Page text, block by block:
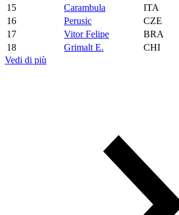
15
Carambula ITA
16
Perusic CZE
17
Vitor Felipe BRA
18
Grimalt E. CHI
Vedi di più